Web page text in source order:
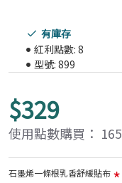
有庫存
紅利點數: 8
型號: 899
$329
使用點數購買： 165
石墨烯一條根乳香舒緩貼布